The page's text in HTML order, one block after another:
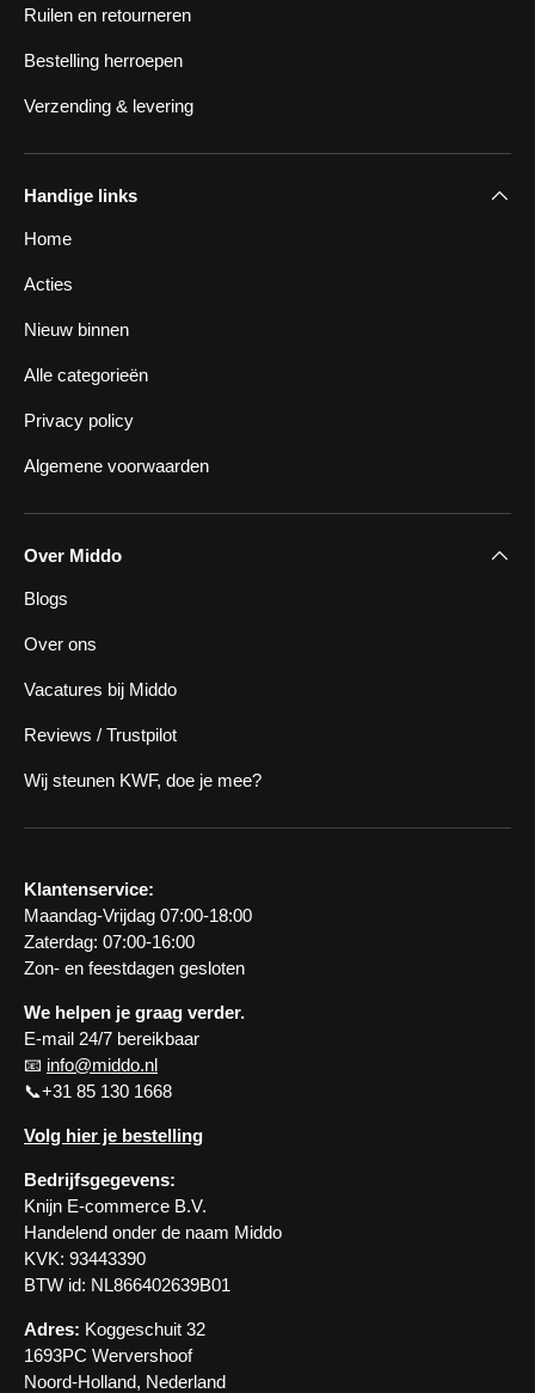
Ruilen en retourneren
Bestelling herroepen
Verzending & levering
Handige links
Home
Acties
Nieuw binnen
Alle categorieën
Privacy policy
Algemene voorwaarden
Over Middo
Blogs
Over ons
Vacatures bij Middo
Reviews / Trustpilot
Wij steunen KWF, doe je mee?
Klantenservice:
Maandag-Vrijdag 07:00-18:00
Zaterdag: 07:00-16:00
Zon- en feestdagen gesloten
We helpen je graag verder.
E-mail 24/7 bereikbaar
📧 info@middo.nl
📞+31 85 130 1668
Volg hier je bestelling
Bedrijfsgegevens:
Knijn E-commerce B.V.
Handelend onder de naam Middo
KVK: 93443390
BTW id: NL866402639B01
Adres: Koggeschuit 32
1693PC Wervershoof
Noord-Holland, Nederland